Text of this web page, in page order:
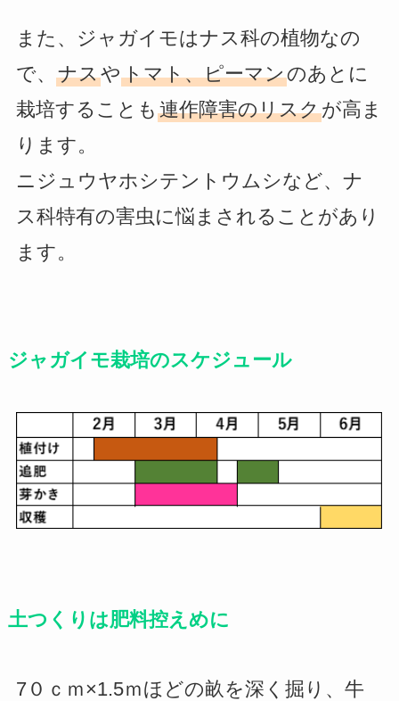
また、ジャガイモはナス科の植物なの
で、 ナスやトマト、ピーマンのあとに
栽培することも 連作障害のリスクが高ま
ります。
ニジュウヤホシテントウムシなど、ナ
ス科特有の害虫に悩まされることがあり
ます。
ジャガイモ栽培のスケジュール
土つくりは肥料控えめに
7０ｃｍ×1.5ｍほどの畝を深く掘り、牛